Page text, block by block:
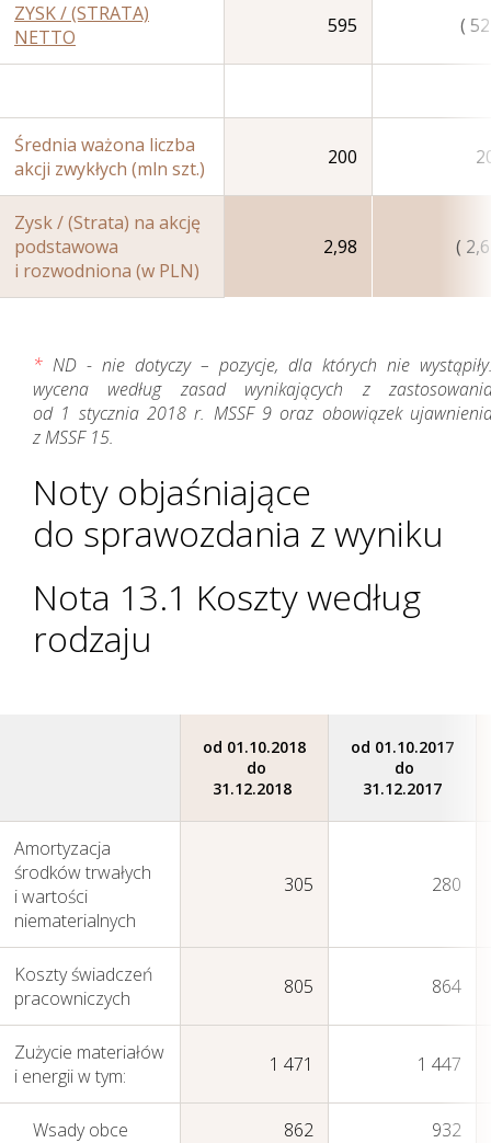
Zarządzanie Ryzykiem
Zarządzanie kapitałem
ludzkim
ZYSK / (STRATA)
NETTO
595 (
Średnia ważona liczba
akcji zwykłych (mln szt.)
200
Zysk / (Strata) na akcję
podstawowa
i rozwodniona (w PLN)
2,98 (
* ND - nie dotyczy – pozycje, dla których nie
wycena według zasad wynikających z
od 1 stycznia 2018 r. MSSF 9 oraz obowiązek
z MSSF 15.
Noty objaśniające
do sprawozdania z wyniku
Nota 13.1 Koszty według
rodzaju
od 01.10.2018
do
31.12.2018
od 01.10.2017
do
31.12.2017
Amortyzacja
środków trwałych
i wartości
niematerialnych
305 280
Koszty świadczeń
pracowniczych
805 864
Zużycie materiałów
i energii w tym:
1 471 1 447
Wsady obce 862 932